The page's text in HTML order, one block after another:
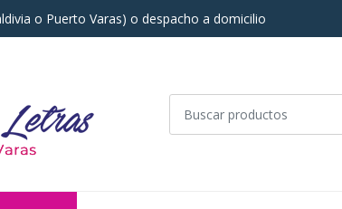
o Puerto Varas) o despacho a domicilio